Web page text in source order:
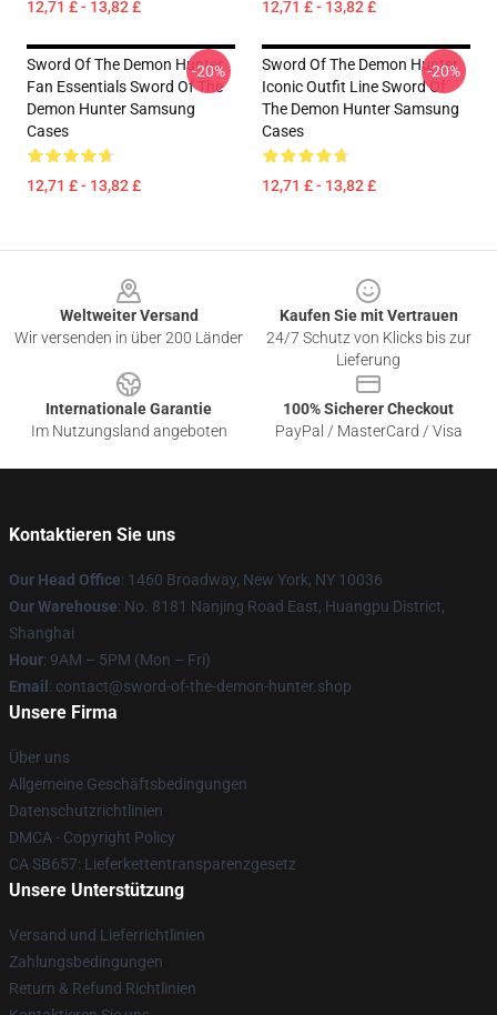
12,71 £ - 13,82 £ 12,71 £ - 13,82 £
Sword Of The Demon Hunter
Fan Essentials Sword Of The
Demon Hunter Samsung
Cases
12,71 £ - 13,82 £
-20%
Sword Of The Demon Hunter
Iconic Outfit Line Sword Of
The Demon Hunter Samsung
Cases
12,71 £ - 13,82 £
-20%
Weltweiter Versand
Wir versenden in über 200 Länder
Kaufen Sie mit Vertrauen
24/7 Schutz von Klicks bis zur
Lieferung
Internationale Garantie
Im Nutzungsland angeboten
100% Sicherer Checkout
PayPal / MasterCard / Visa
Kontaktieren Sie uns
Our Head Office: 1460 Broadway, New York, NY 10036
Our Warehouse: No. 8181 Nanjing Road East, Huangpu District,
Shanghai
Hour: 9AM – 5PM (Mon – Fri)
Email : contact@sword-of-the-demon-hunter.shop
Unsere Firma
Über uns
Allgemeine Geschäftsbedingungen
Datenschutzrichtlinien
DMCA - Copyright Policy
CA SB657: Lieferkettentransparenzgesetz
Unsere Unterstützung
Versand und Lieferrichtlinien
Zahlungsbedingungen
Return & Refund Richtlinien